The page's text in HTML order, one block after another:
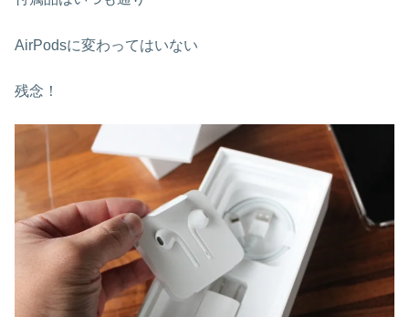
AirPodsに変わってはいない
残念！